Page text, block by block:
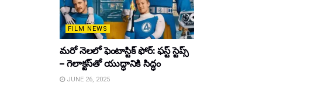
FILM NEWS
మరో నెలలో ఫెంటాస్టిక్ ఫోర్: ఫస్ట్ స్టెప్స్
– గెలాక్టస్‌తో యుద్ధానికి సిద్ధం
JUNE 26, 2025